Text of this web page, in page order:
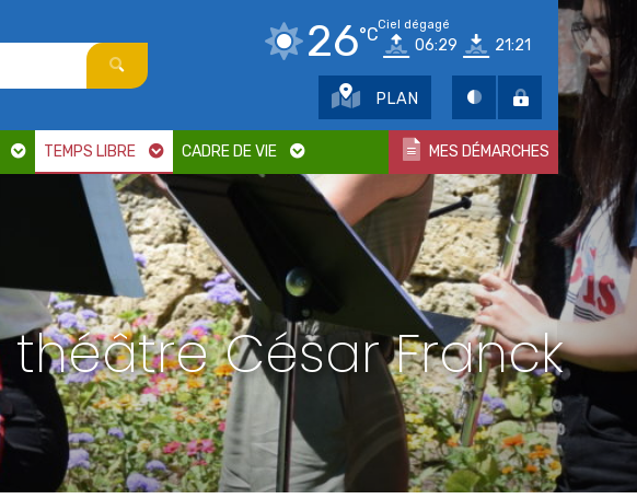
26°CCiel dégagé
06:29 21:21
PLAN
TEMPS LIBRE CADRE DE VIE MES DÉMARCHES
César Franck